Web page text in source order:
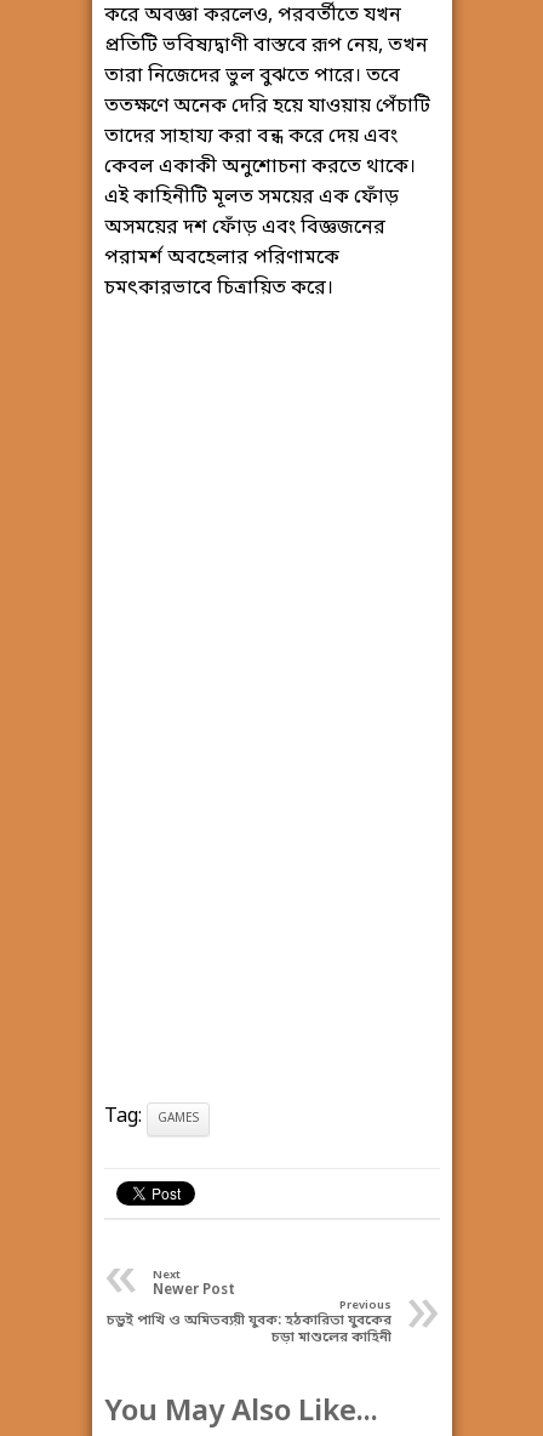
করে অবজ্ঞা করলেও, পরবর্তীতে যখন
প্রতিটি ভবিষ্যদ্বাণী বাস্তবে রূপ নেয়, তখন
তারা নিজেদের ভুল বুঝতে পারে। তবে
ততক্ষণে অনেক দেরি হয়ে যাওয়ায় পেঁচাটি
তাদের সাহায্য করা বন্ধ করে দেয় এবং
কেবল একাকী অনুশোচনা করতে থাকে।
এই কাহিনীটি মূলত সময়ের এক ফোঁড়
অসময়ের দশ ফোঁড় এবং বিজ্ঞজনের
পরামর্শ অবহেলার পরিণামকে
চমৎকারভাবে চিত্রায়িত করে।
Tag: GAMES
« Next
Newer Post »
Previous
চড়ুই পাখি ও অমিতব্যয়ী যুবক: হঠকারিতা যুবকের
চড়া মাশুলের কাহিনী
You May Also Like...